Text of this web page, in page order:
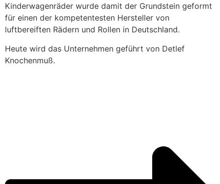
Kinderwagenräder wurde damit der Grundstein geformt
für einen der kompetentesten Hersteller von
luftbereiften Rädern und Rollen in Deutschland.
Heute wird das Unternehmen geführt von Detlef
Knochenmuß.